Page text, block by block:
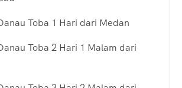
Toba 1 Hari dari Medan
Toba 2 Hari 1 Malam dari